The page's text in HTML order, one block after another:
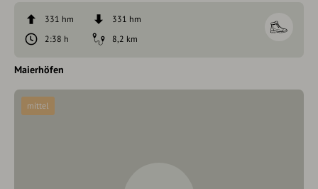
331 hm
331 hm
2:38 h
8,2 km
Maierhöfen
mittel